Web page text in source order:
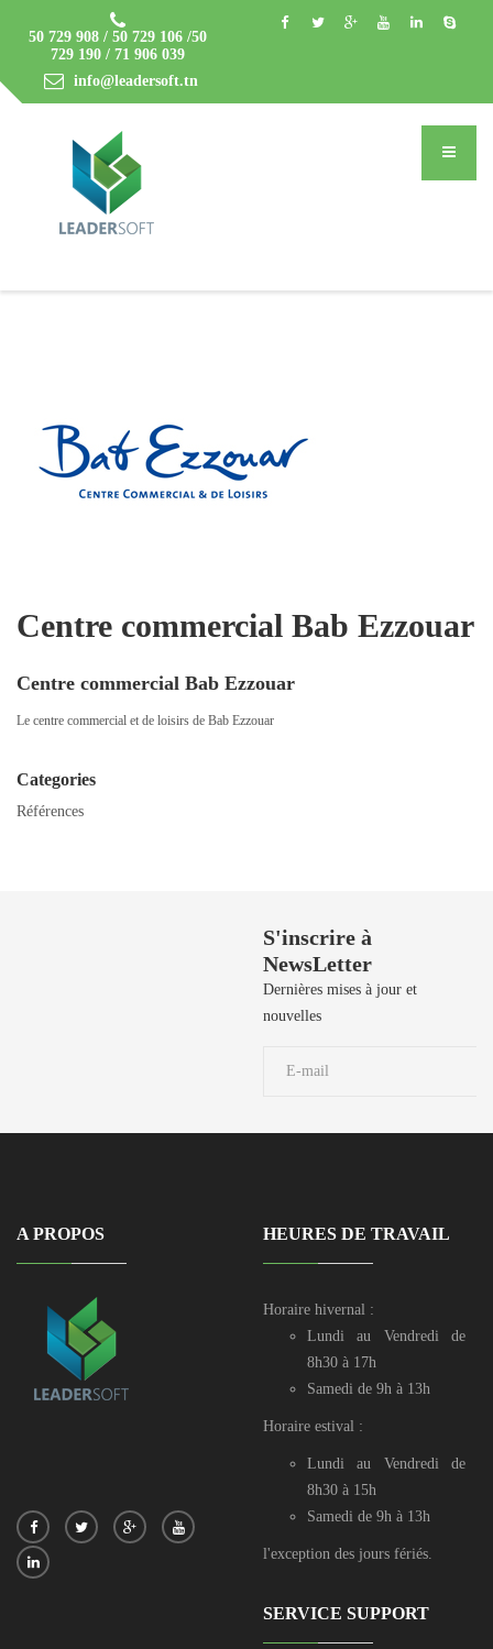
50 729 908 / 50 729 106 /50
729 190 / 71 906 039
info@leadersoft.tn
Centre commercial Bab Ezzouar
Centre commercial Bab Ezzouar
Le centre commercial et de loisirs de Bab Ezzouar
Categories
Références
S'inscrire à
NewsLetter
Dernières mises à jour et
nouvelles
A PROPOS HEURES DE TRAVAIL
Horaire hivernal :
Lundi au Vendredi de
8h30 à 17h
Samedi de 9h à 13h
Horaire estival :
Lundi au Vendredi de
8h30 à 15h
Samedi de 9h à 13h
l'exception des jours fériés.
SERVICE SUPPORT